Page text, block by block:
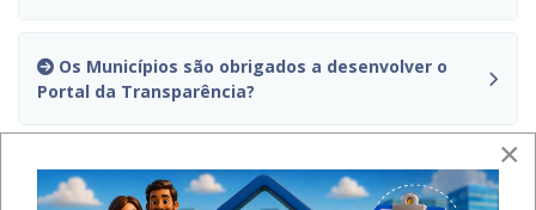
Portal da Transparência?
O que é a Lei Geral de Proteção de Dados
Pessoais (LGPD), Lei n° 13.709/2018?
×